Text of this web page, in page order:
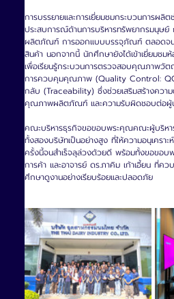
การบรรยายและการเยี่ยมชมกระบวนการผลิ
ประสบการณ์ด้านการบริหารทรัพยากรมนุษ
ผลิตภัณฑ์ การออกแบบบรรจุภัณฑ์ ตลอดจน
สินค้า นอกจากนี้ นักศึกษายังได้เข้าเยี่ยมช
เพื่อเรียนรู้กระบวนการตรวจสอบคุณภาพวัต
การควบคุมคุณภาพ (Quality Control:
กลับ (Traceability) ซึ่งช่วยเสริมสร้างควา
คุณภาพผลิตภัณฑ์ และความรับผิดชอบต่อผู้บ
คณะบริหารธุรกิจขอขอบพระคุณคณะผู้บริหา
ทั้งสองบริษัทเป็นอย่างสูง ที่ให้ความอนุเครา
ครั้งนี้จนสำเร็จลุล่วงด้วยดี พร้อมทั้งขอขอบ
การค้า และอาจารย์ ดร.ภาคิม เก้าเอี้ยน ที่
ศึกษาดูงานอย่างเรียบร้อยและปลอดภัย